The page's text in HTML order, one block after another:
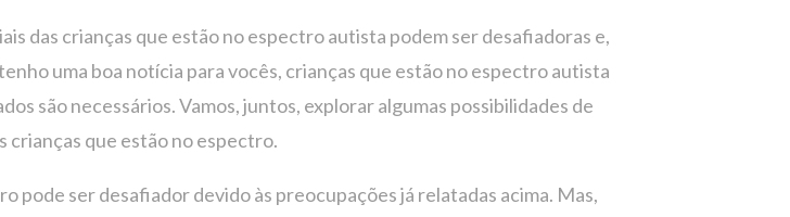
das crianças que estão no espectro autista podem ser desafiadoras e,
uma boa notícia para vocês, crianças que estão no espectro autista
são necessários. Vamos, juntos, explorar algumas possibilidades de
crianças que estão no espectro.
pode ser desafiador devido às preocupações já relatadas acima. Mas,